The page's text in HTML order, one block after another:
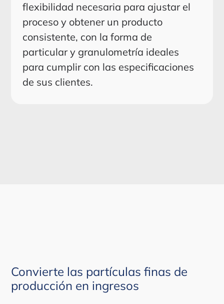
flexibilidad necesaria para ajustar el
proceso y obtener un producto
consistente, con la forma de
particular y granulometría ideales
para cumplir con las especificaciones
de sus clientes.
Convierte las partículas finas de
producción en ingresos